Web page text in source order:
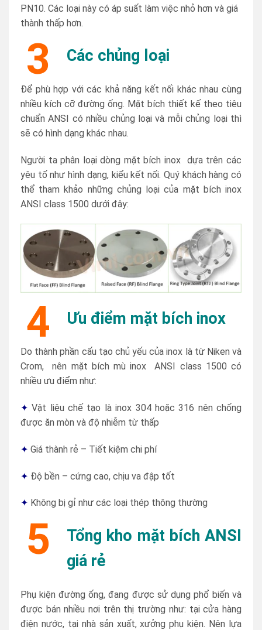
PN10. Các loại này có áp suất làm việc nhỏ hơn và giá
thành thấp hơn.
3 Các chủng loại
Để phù hợp với các khả năng kết nối khác nhau cùng
nhiều kích cỡ đường ống. Mặt bích thiết kế theo tiêu
chuẩn ANSI có nhiều chủng loại và mỗi chủng loại thì
sẽ có hình dạng khác nhau.
Người ta phân loại dòng mặt bích inox dựa trên các
yêu tố như hình dạng, kiểu kết nối. Quý khách hàng có
thể tham khảo những chủng loại của mặt bích inox
ANSI class 1500 dưới đây:
4 Ưu điểm mặt bích inox
Do thành phần cấu tạo chủ yếu của inox là từ Niken và
Crom, nên mặt bích mù inox ANSI class 1500 có
nhiều ưu điểm như:
✦Vật liệu chế tạo là inox 304 hoặc 316 nên chống
được ăn mòn và độ nhiễm từ thấp
✦ Giá thành rẻ – Tiết kiệm chi phí
✦ Độ bền – cứng cao, chịu va đập tốt
✦ Không bị gỉ như các loại thép thông thường
5
Tổng kho mặt bích ANSI
giá rẻ
Phụ kiện đường ống, đang được sử dụng phổ biến và
được bán nhiều nơi trên thị trường như: tại cửa hàng
điện nước, tại nhà sản xuất, xưởng phụ kiện. Nên lựa